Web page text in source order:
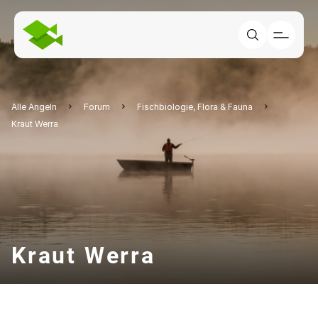
Alle Angeln Forum
Fischbiologie, Flora & Fauna
Kraut Werra
Kraut Werra